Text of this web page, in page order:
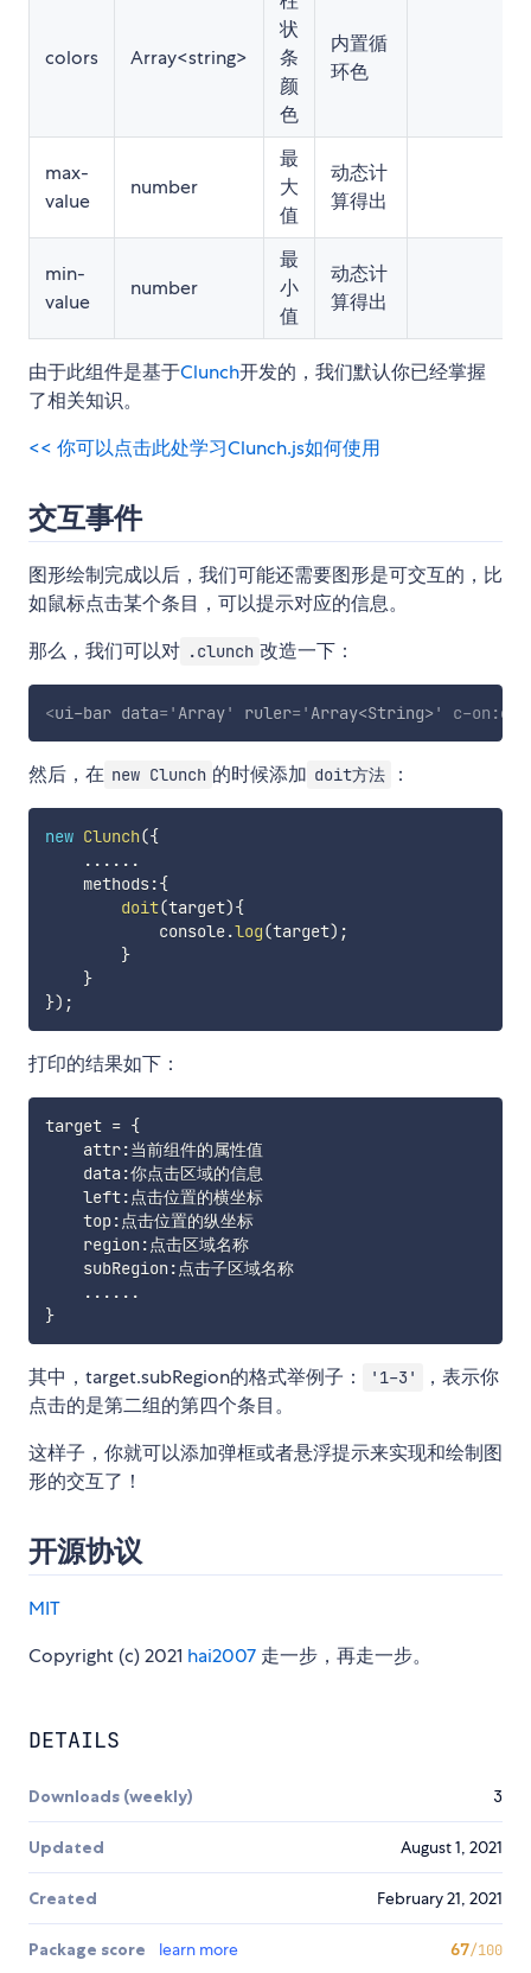
colors Array<string>
状
条
颜
色
内置循
环色
max-
value
number
最
大
值
动态计
算得出
min-
value
number
最
小
值
动态计
算得出
由于此组件是基于Clunch开发的，我们默认你已经掌握
了相关知识。
<< 你可以点击此处学习Clunch.js如何使用
交互事件
图形绘制完成以后，我们可能还需要图形是可交互的，比
如鼠标点击某个条目，可以提示对应的信息。
那么，我们可以对 .clunch 改造一下：
<ui-bar data= ' Array' ruler= ' Array<String>' c-on:
然后，在 new Clunch 的时候添加 doit方法 ：
new Clunch({
... ...
    methods
:{
doit(target){
            console
.log(target) ;
}
}
}) ;
打印的结果如下：
target = {
    attr
:当前组件的属性值
    data
:你点击区域的信息
    left
:点击位置的横坐标
    top
:点击位置的纵坐标
    region
:点击区域名称
    subRegion
:点击子区域名称
... ...
}
其中，target.subRegion的格式举例子： '1-3'
，表示你
点击的是第二组的第四个条目。
这样子，你就可以添加弹框或者悬浮提示来实现和绘制图
形的交互了！
开源协议
MIT
Copyright (c) 2021 hai2007 走一步，再走一步。
DETAILS
Downloads (weekly) 3
Updated August 1, 2021
Created February 21, 2021
Package score learn more 67/100